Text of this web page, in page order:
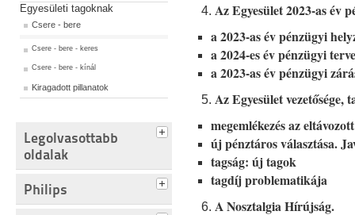
Egyesületi tagoknak
Csere - bere
Csere - bere - keres
Csere - bere - kínál
Kiragadott pillanatok
Legolvasottabb
oldalak
Philips
Az Egyesület 2023-as év
a 2023-as év pénzügyi
a 2024-es év pénzügyi
a 2023-as év pénzügyi
Az Egyesület vezetősége,
megemlékezés az
új pénztáros választása.
tagság: új tagok
tagdíj problematikája
A Nosztalgia Hírújság.